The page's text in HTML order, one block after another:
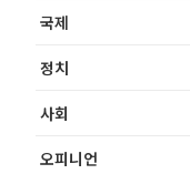
국제
정치
사회
오피니언